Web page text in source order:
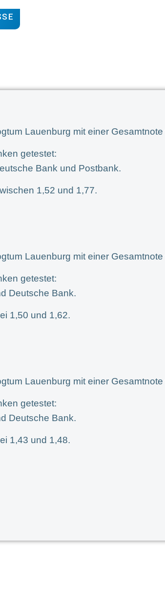
Lauenburg mit einer
getestet:
Bank und Postbank.
1,52 und 1,77.
Lauenburg mit einer
getestet:
Deutsche Bank.
1,50 und 1,62.
Lauenburg mit einer
getestet:
Deutsche Bank.
1,43 und 1,48.